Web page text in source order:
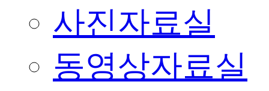
사진자료실
동영상자료실